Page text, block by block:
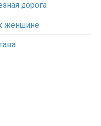
дорога
женщине